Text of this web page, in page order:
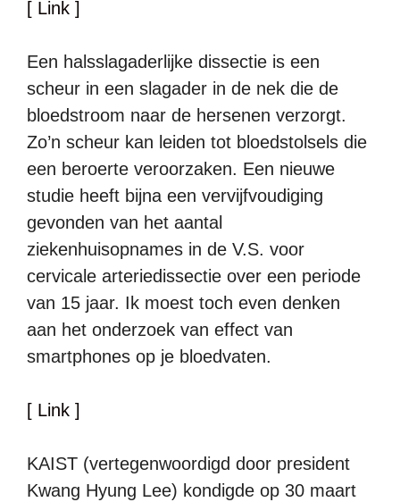
[ Link ]
Een halsslagaderlijke dissectie is een
scheur in een slagader in de nek die de
bloedstroom naar de hersenen verzorgt.
Zo’n scheur kan leiden tot bloedstolsels die
een beroerte veroorzaken. Een nieuwe
studie heeft bijna een vervijfvoudiging
gevonden van het aantal
ziekenhuisopnames in de V.S. voor
cervicale arteriedissectie over een periode
van 15 jaar. Ik moest toch even denken
aan het onderzoek van effect van
smartphones op je bloedvaten.
[ Link ]
KAIST (vertegenwoordigd door president
Kwang Hyung Lee) kondigde op 30 maart